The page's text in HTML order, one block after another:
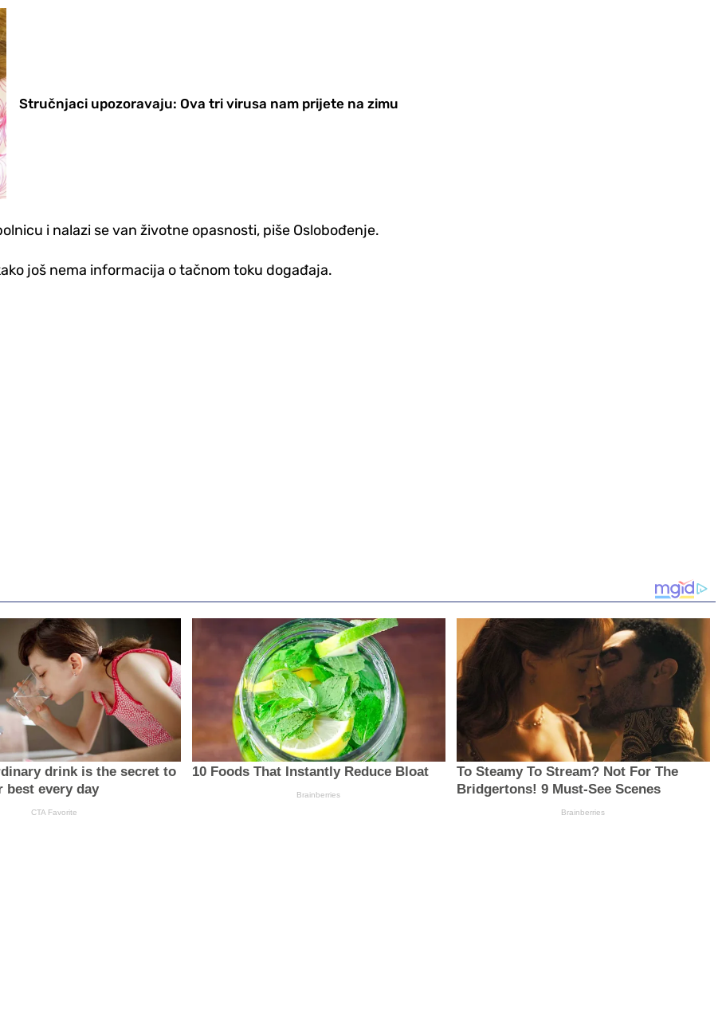
Stručnjaci upozoravaju: Ova tri virusa nam prijete na zimu
i nalazi se van životne opasnosti, piše Oslobođenje.
još nema informacija o tačnom toku događaja.